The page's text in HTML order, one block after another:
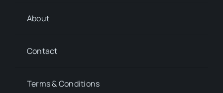
About
Contact
Terms & Conditions